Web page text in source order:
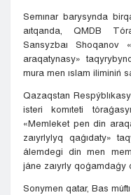
Semınar barysynda
aıtqanda, QMDB
Sansyzbaı Shoqanov
araqatynasy»
mura men ıslam iliminiń
Qazaqstan
isteri komıteti
«Memleket pen din
zaıyrlylyq qaǵıdaty»
álemdegi din men
jáne zaıyrly qoǵamdaǵy
Sonymen qatar, Bas